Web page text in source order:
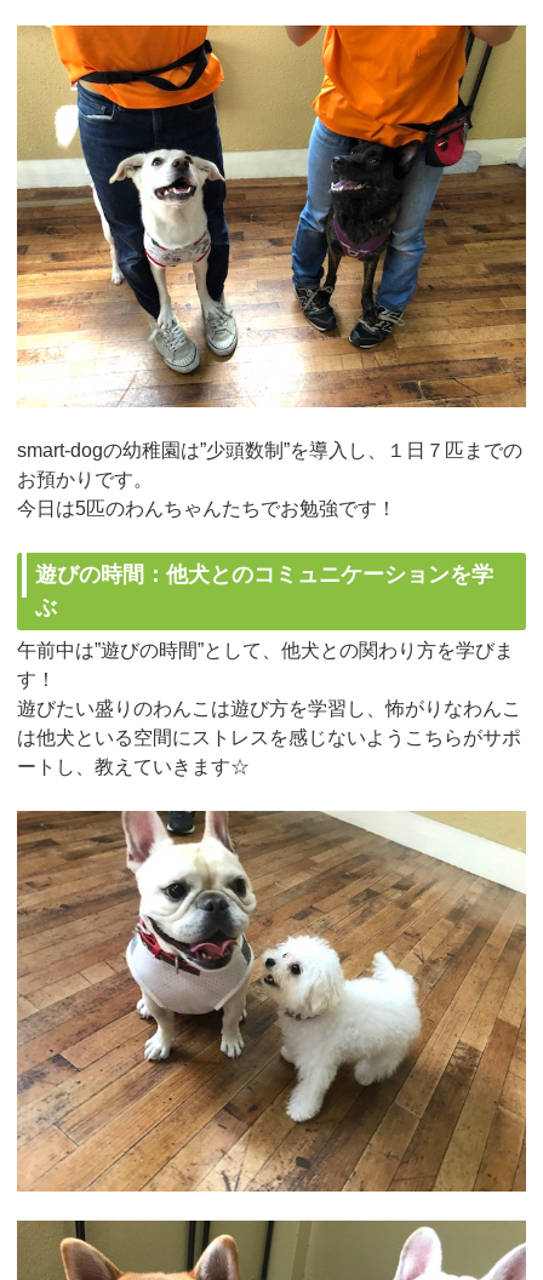
smart-dogの幼稚園は”少頭数制”を導入し、１日７匹までの
お預かりです。
今日は5匹のわんちゃんたちでお勉強です！
遊びの時間：他犬とのコミュニケーションを学
ぶ
午前中は”遊びの時間”として、他犬との関わり方を学びま
す！
遊びたい盛りのわんこは遊び方を学習し、怖がりなわんこ
は他犬といる空間にストレスを感じないようこちらがサポ
ートし、教えていきます☆